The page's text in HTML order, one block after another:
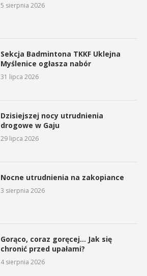
5 sierpnia 2026
Sekcja Badmintona TKKF Uklejna
Myślenice ogłasza nabór
31 lipca 2026
Dzisiejszej nocy utrudnienia
drogowe w Gaju
29 lipca 2026
Nocne utrudnienia na zakopiance
3 sierpnia 2026
Gorąco, coraz goręcej… Jak się
chronić przed upałami?
4 sierpnia 2026